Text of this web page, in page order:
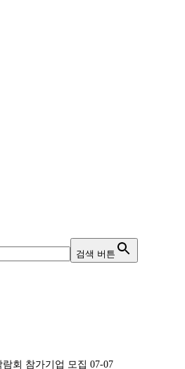
검색 버튼
회 참가기업 모집 07-07